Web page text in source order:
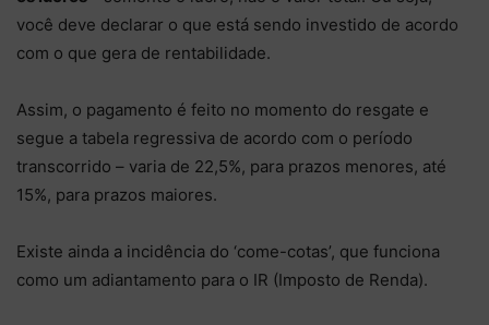
você deve declarar o que está sendo investido de acordo
com o que gera de rentabilidade.
Assim, o pagamento é feito no momento do resgate e
segue a tabela regressiva de acordo com o período
transcorrido – varia de 22,5%, para prazos menores, até
15%, para prazos maiores.
Existe ainda a incidência do ‘come-cotas’, que funciona
como um adiantamento para o IR (Imposto de Renda).